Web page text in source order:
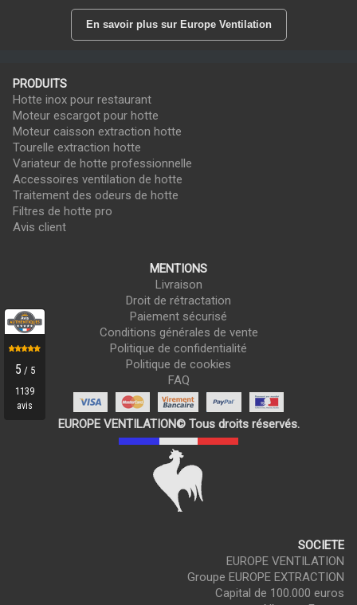
En savoir plus sur Europe Ventilation
PRODUITS
Hotte inox pour restaurant
Moteur escargot pour hotte
Moteur caisson extraction hotte
Tourelle extraction hotte
Variateur de hotte professionnelle
Accessoires ventilation de hotte
Traitement des odeurs de hotte
Filtres de hotte pro
Avis client
MENTIONS
Livraison
Droit de rétractation
Paiement sécurisé
Conditions générales de vente
Politique de confidentialité
Politique de cookies
FAQ
EUROPE VENTILATION© Tous droits réservés.
SOCIETE
EUROPE VENTILATION
Groupe EUROPE EXTRACTION
Capital de 100.000 euros